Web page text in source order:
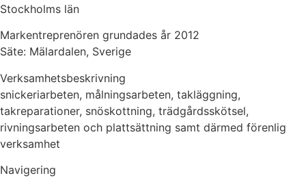
Stockholms län
Markentreprenören grundades år 2012
Säte: Mälardalen, Sverige
Verksamhetsbeskrivning
snickeriarbeten, målningsarbeten, takläggning,
takreparationer, snöskottning, trädgårdsskötsel,
rivningsarbeten och plattsättning samt därmed förenlig
verksamhet
Navigering